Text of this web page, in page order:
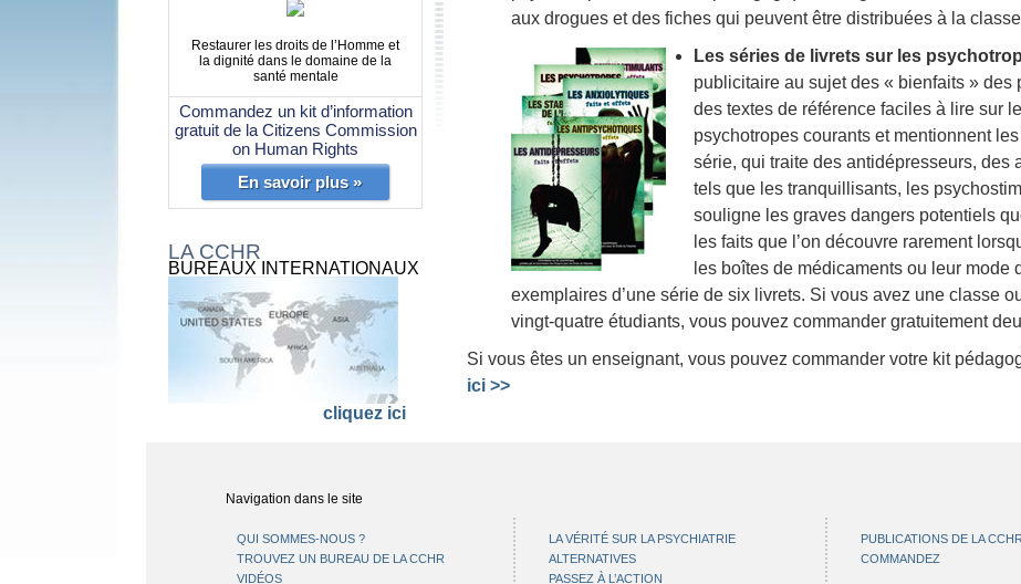
aux drogues et des fiches qui peuvent être distribuées à la
Les séries de livrets sur les
publicitaire au sujet des « bienfaits »
des textes de référence faciles à lire sur
psychotropes courants et mentionnent
série, qui traite des antidépresseurs,
tels que les tranquillisants, les
souligne les graves dangers potentiels
les faits que l’on découvre rarement
les boîtes de médicaments ou leur mode
exemplaires d’une série de six livrets. Si vous avez une classe
vingt-quatre étudiants, vous pouvez commander gratuitement
Si vous êtes un enseignant, vous pouvez commander votre kit
ici >>
Restaurer les droits de l’Homme et
la dignité dans le domaine de la
santé mentale
Commandez un kit d’information
gratuit de la Citizens Commission
on Human Rights
En savoir plus »
LA CCHR
BUREAUX INTERNATIONAUX
cliquez ici
Navigation dans le site
QUI SOMMES-NOUS ?
TROUVEZ UN BUREAU DE LA CCHR
VIDÉOS
LA VÉRITÉ SUR LA PSYCHIATRIE
ALTERNATIVES
PASSEZ À L’ACTION
PUBLICATIONS DE LA CCHR
COMMANDEZ